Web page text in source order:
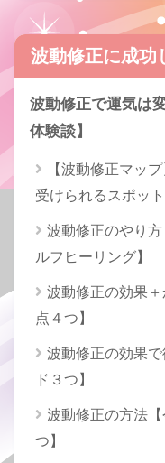
波動修正に成功
波動修正で運気は
体験談】
【波動修正マッ
受けられるスポッ
波動修正のやり
ルフヒーリング】
波動修正の効果
点４つ】
波動修正の効果
ド３つ】
波動修正の方法
つ】